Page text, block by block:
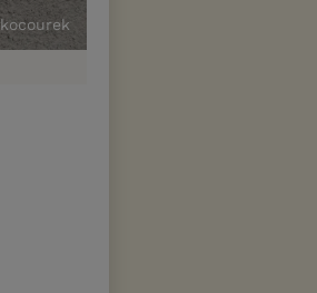
kocourek